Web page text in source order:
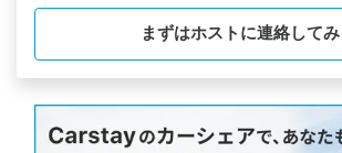
まずはホストに連絡してみ